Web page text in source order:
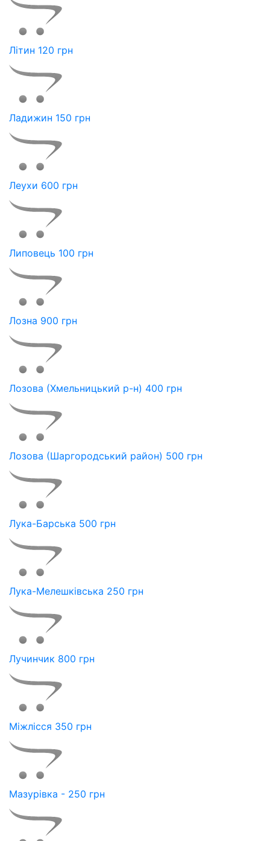
Літин 120 грн
Ладижин 150 грн
Леухи 600 грн
Липовець 100 грн
Лозна 900 грн
Лозова (Хмельницький р-н) 400 грн
Лозова (Шаргородський район) 500 грн
Лука-Барська 500 грн
Лука-Мелешківська 250 грн
Лучинчик 800 грн
Міжлісся 350 грн
Мазурівка - 250 грн